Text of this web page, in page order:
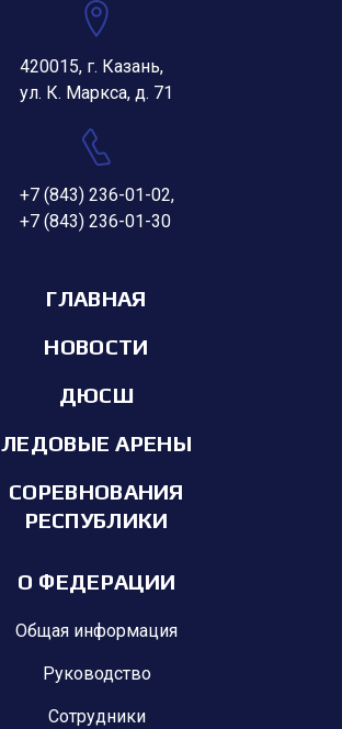
420015, г. Казань,
ул. К. Маркса, д. 71
+7 (843) 236-01-02,
+7 (843) 236-01-30
ГЛАВНАЯ
НОВОСТИ
ДЮСШ
ЛЕДОВЫЕ АРЕНЫ
СОРЕВНОВАНИЯ
РЕСПУБЛИКИ
О ФЕДЕРАЦИИ
Общая информация
Руководство
Сотрудники